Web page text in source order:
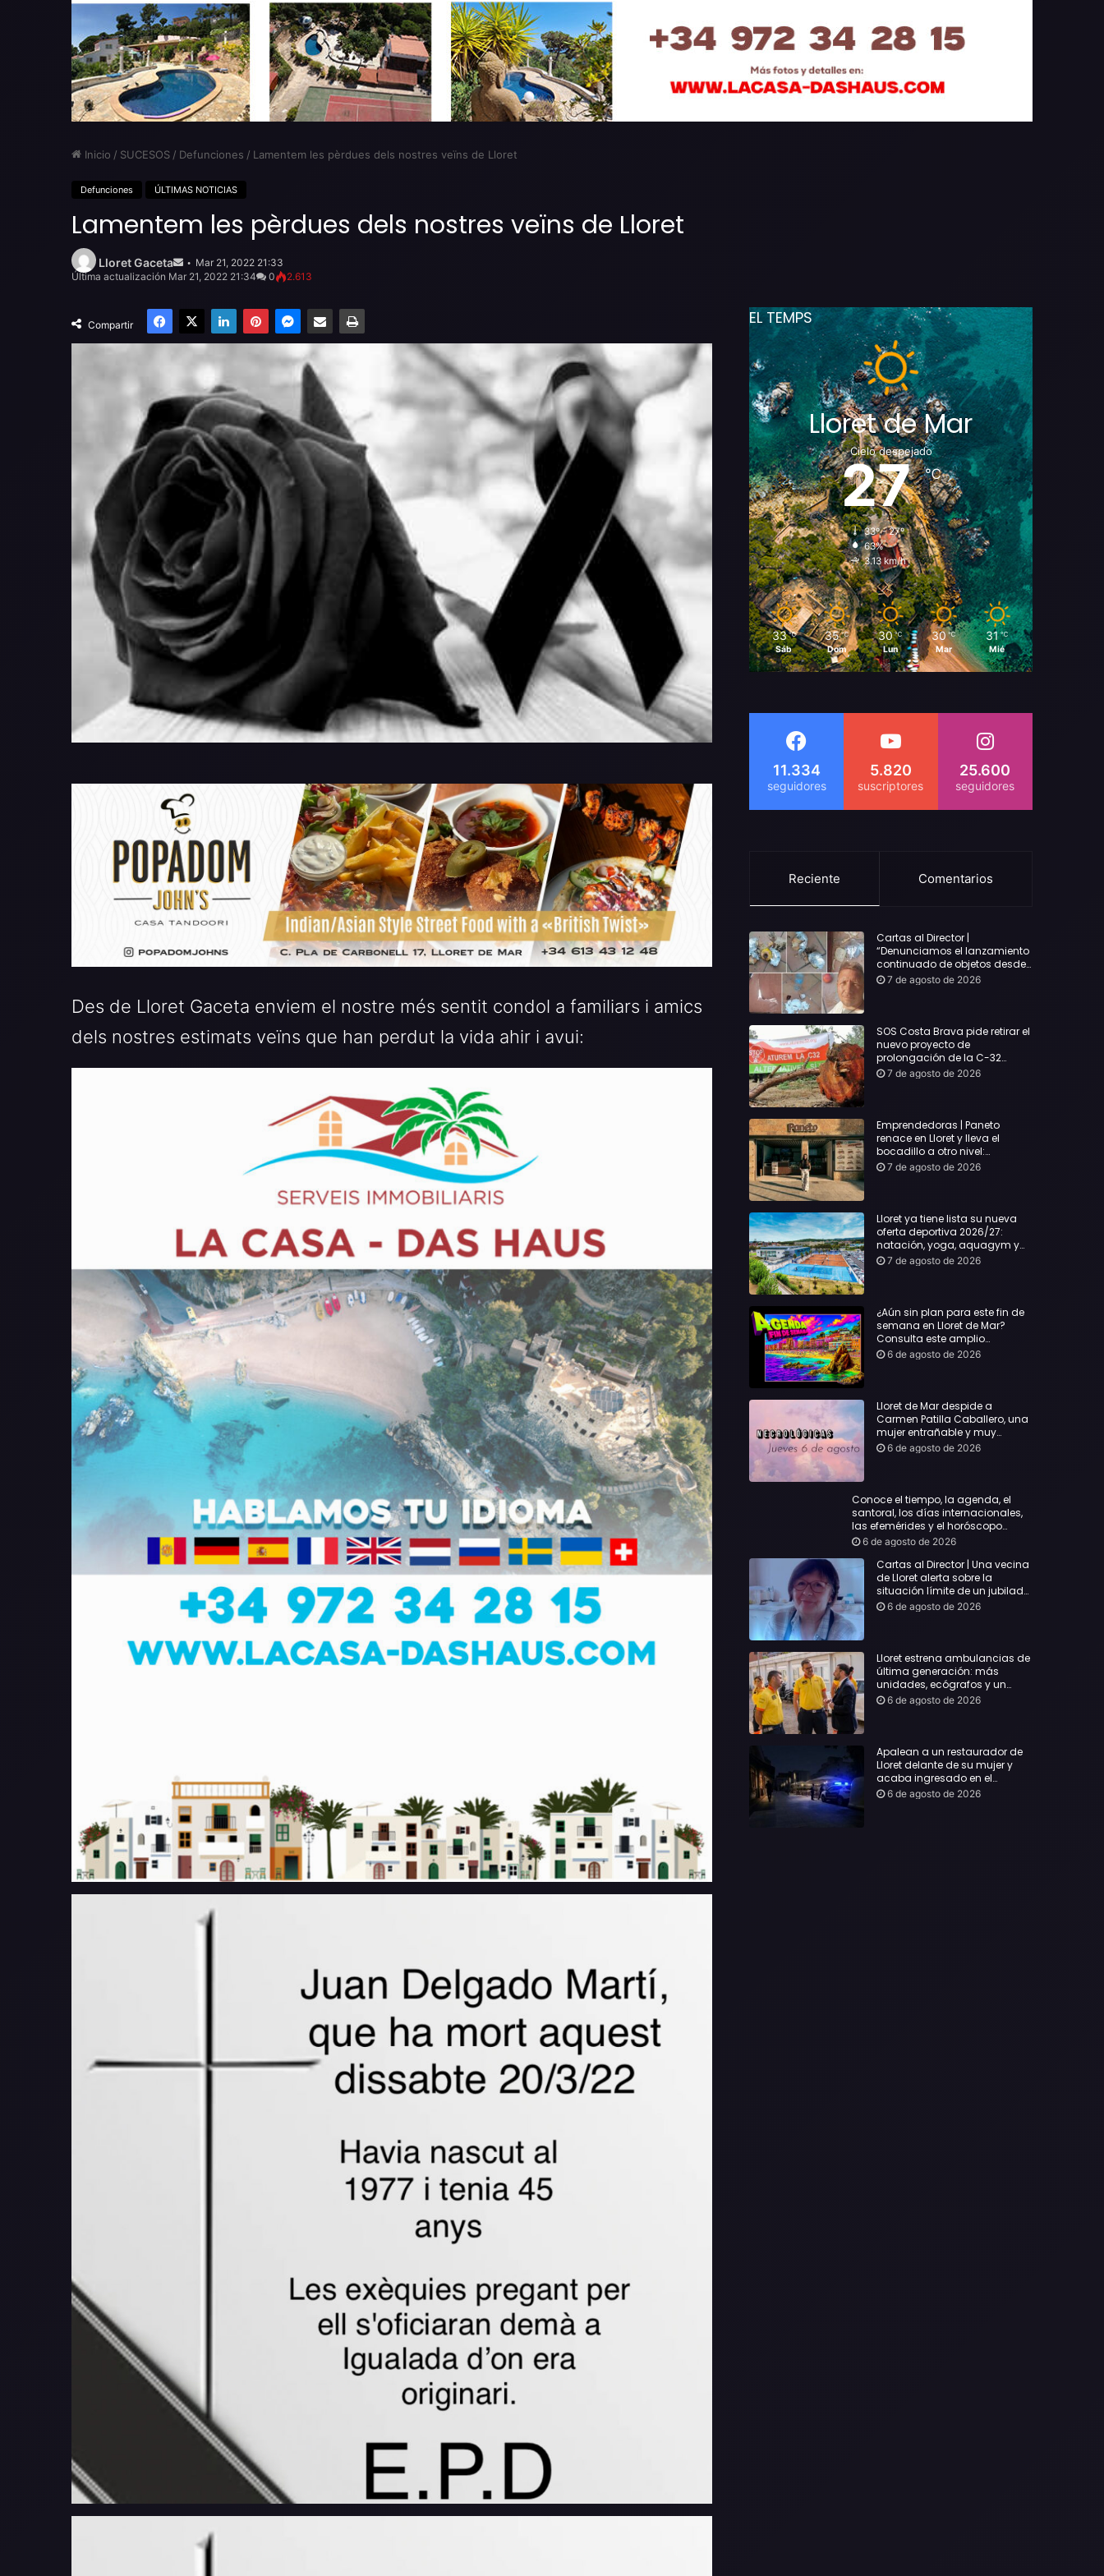
Inicio / SUCESOS / Defunciones / Lamentem les pèrdues dels nostres veïns de Lloret
Defunciones ÚLTIMAS NOTICIAS
Lamentem les pèrdues dels nostres veïns de Lloret
Lloret Gaceta
emailMar 21, 2022 21:33
Última actualización Mar 21, 2022 21:34
0 2.613
Compartir
Facebook
X LinkedInPinterestMessenger
Compartir por email Imprimir
Des de Lloret Gaceta enviem el nostre més sentit condol a familiars i amics
dels nostres estimats veïns que han perdut la vida ahir i avui:
EL TEMPS
Lloret de Mar
Cielo despejado
27℃
33º - 27º
63%
3.13 km/h
33 ℃
Sáb
35 ℃
Dom
30 ℃
Lun
30 ℃
Mar
31 ℃
Mié
11.334 5.820 25.600
Reciente Comentarios
Cartas al Director |
“Denunciamos el lanzamiento
continuado de objetos desde
alojamientos turísticos a
7 de agosto de 2026
SOS Costa Brava pide retirar el
nuevo proyecto de
prolongación de la C-32
hasta Lloret y reclama la
7 de agosto de 2026
Emprendedoras | Paneto
renace en Lloret y lleva el
bocadillo a otro nivel:
producto km 0 y espíritu
7 de agosto de 2026
Lloret ya tiene lista su nueva
oferta deportiva 2026/27:
natación, yoga, aquagym y
decenas de actividades para
7 de agosto de 2026
¿Aún sin plan para este fin de
semana en Lloret de Mar?
Consulta este amplio
recopilatorio de planes:
6 de agosto de 2026
Lloret de Mar despide a
Carmen Patilla Caballero, una
mujer entrañable y muy
querida
6 de agosto de 2026
Conoce el tiempo, la agenda, el
santoral, los días internacionales,
las efemérides y el horóscopo…
6 de agosto de 2026
Cartas al Director | Una vecina
de Lloret alerta sobre la
situación límite de un jubilado
de 65 años y pide una
6 de agosto de 2026
Lloret estrena ambulancias de
última generación: más
unidades, ecógrafos y un
servicio reforzado las 24 horas
6 de agosto de 2026
Apalean a un restaurador de
Lloret delante de su mujer y
acaba ingresado en el
Hospital Vall d’Hebron
6 de agosto de 2026